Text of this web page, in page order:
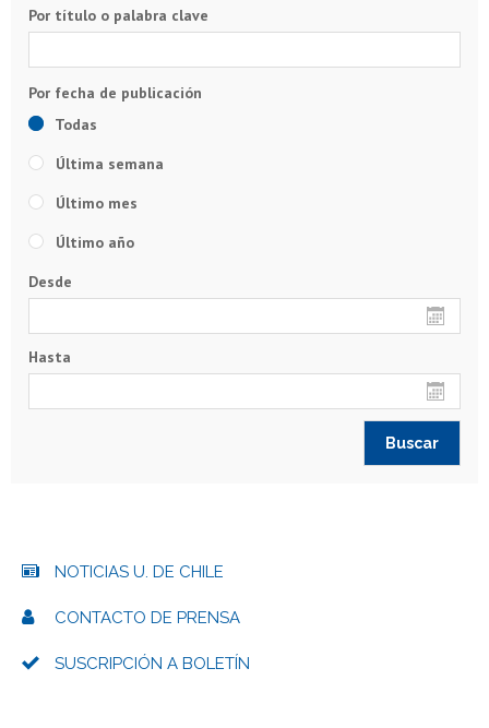
Por título o palabra clave
Todas
Última semana
Último mes
Último año
Desde
Hasta
NOTICIAS U. DE CHILE
CONTACTO DE PRENSA
SUSCRIPCIÓN A BOLETÍN